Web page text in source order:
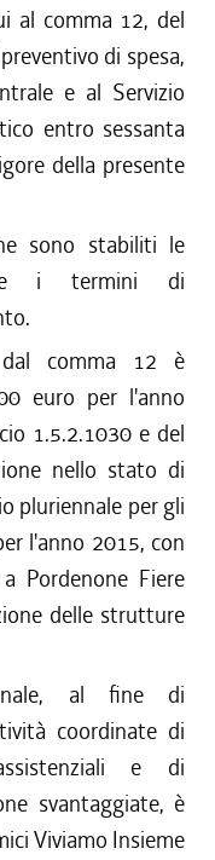
al comma 12, del
di spesa,
e al Servizio
entro sessanta
della presente
sono stabiliti le
e i termini di
comma 12 è
euro per l'anno
1.5.2.1030 e del
nello stato di
pluriennale per gli
l'anno 2015, con
Pordenone Fiere
delle strutture
al fine di
coordinate di
e di
svantaggiate, è
Viviamo Insieme